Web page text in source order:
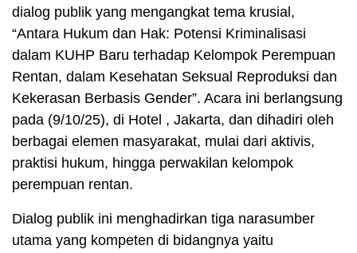
dialog publik yang mengangkat tema krusial,
“Antara Hukum dan Hak: Potensi Kriminalisasi
dalam KUHP Baru terhadap Kelompok Perempuan
Rentan, dalam Kesehatan Seksual Reproduksi dan
Kekerasan Berbasis Gender”. Acara ini berlangsung
pada (9/10/25), di Hotel , Jakarta, dan dihadiri oleh
berbagai elemen masyarakat, mulai dari aktivis,
praktisi hukum, hingga perwakilan kelompok
perempuan rentan.
Dialog publik ini menghadirkan tiga narasumber
utama yang kompeten di bidangnya yaitu